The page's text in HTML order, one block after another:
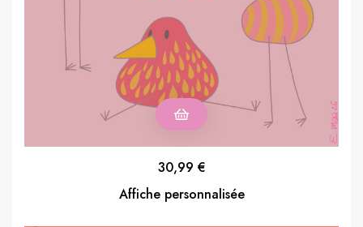
Affiche personnalisée
30,99 €